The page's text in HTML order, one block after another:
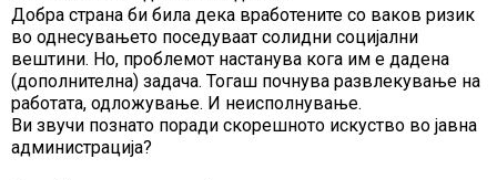
Добра страна би била дека вработените со ваков ризик
во однесувањето поседуваат солидни социјални
вештини. Но, проблемот настанува кога им е дадена
(дополнителна) задача. Тогаш почнува развлекување на
работата, одложување. И неисполнување.
Ви звучи познато поради скорешното искуство во јавна
администрација?